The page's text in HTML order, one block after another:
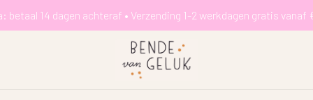
betaal 14 dagen achteraf • Verzending 1-2 werkdagen gratis vanaf